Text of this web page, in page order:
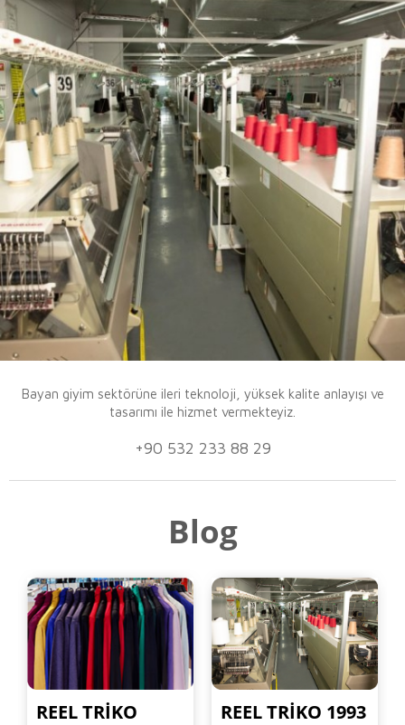
Bayan giyim sektörüne ileri teknoloji, yüksek kalite anlayışı ve
tasarımı ile hizmet vermekteyiz.
+90 532 233 88 29
Blog
REEL TRIKO
REEL TRIKO 1993